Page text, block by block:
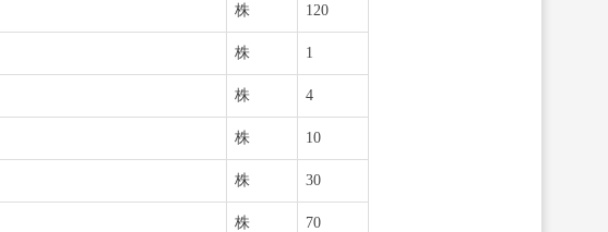
株 120
株 1
株 4
株 10
株 30
株 70